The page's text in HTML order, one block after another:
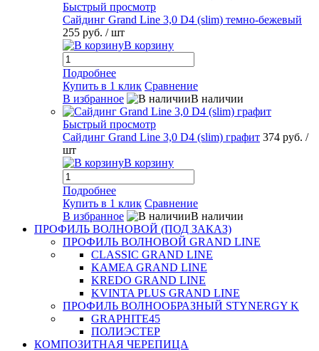
Быстрый просмотр
Сайдинг Grand Line 3,0 D4 (slim) темно-бежевый
255 руб. / шт
В корзину
Подробнее
Купить в 1 клик Сравнение
В избранное
В наличии
Быстрый просмотр
Сайдинг Grand Line 3,0 D4 (slim) графит 374 руб. /
шт
В корзину
Подробнее
Купить в 1 клик Сравнение
В избранное
В наличии
ПРОФИЛЬ ВОЛНОВОЙ (ПОД ЗАКАЗ)
ПРОФИЛЬ ВОЛНОВОЙ GRAND LINE
CLASSIC GRAND LINE
KAMEA GRAND LINE
KREDO GRAND LINE
KVINTA PLUS GRAND LINE
ПРОФИЛЬ ВОЛНООБРАЗНЫЙ STYNERGY K
GRAPHITE45
ПОЛИЭСТЕР
КОМПОЗИТНАЯ ЧЕРЕПИЦА